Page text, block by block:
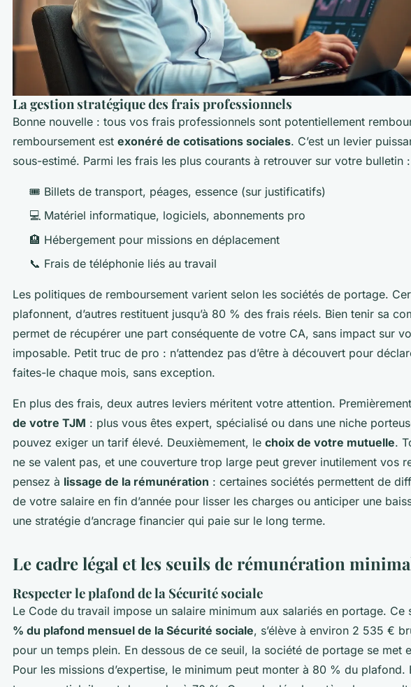
La gestion stratégique des frais professionnels
Bonne nouvelle : tous vos frais professionnels sont potentiellement
remboursement est exonéré de cotisations sociales. C’est un levier
sous-estimé. Parmi les frais les plus courants à retrouver sur votre bulletin :
🎟️ Billets de transport, péages, essence (sur justificatifs)
💻 Matériel informatique, logiciels, abonnements pro
🏨 Hébergement pour missions en déplacement
📞 Frais de téléphonie liés au travail
Les politiques de remboursement varient selon les sociétés de portage.
plafonnent, d’autres restituent jusqu’à 80 % des frais réels. Bien tenir sa
permet de récupérer une part conséquente de votre CA, sans impact sur
imposable. Petit truc de pro : n’attendez pas d’être à découvert pour
faites-le chaque mois, sans exception.
En plus des frais, deux autres leviers méritent votre attention.
de votre TJM : plus vous êtes expert, spécialisé ou dans une niche
pouvez exiger un tarif élevé. Deuxièmement, le choix de votre mutuelle.
ne se valent pas, et une couverture trop large peut grever inutilement vos
pensez à lissage de la rémunération : certaines sociétés permettent de
de votre salaire en fin d’année pour lisser les charges ou anticiper une
une stratégie d’ancrage financier qui paie sur le long terme.
Le cadre légal et les seuils de rémunération
Respecter le plafond de la Sécurité sociale
Le Code du travail impose un salaire minimum aux salariés en portage.
% du plafond mensuel de la Sécurité sociale, s’élève à environ 2 535 €
pour un temps plein. En dessous de ce seuil, la société de portage se met
Pour les missions d’expertise, le minimum peut monter à 80 % du plafond.